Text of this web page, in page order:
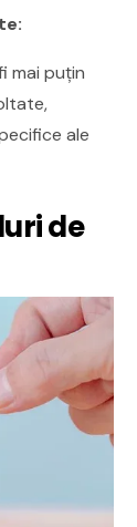
mai puțin
ale
de